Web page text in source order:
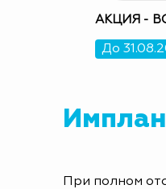
АКЦИЯ -
До
При полном